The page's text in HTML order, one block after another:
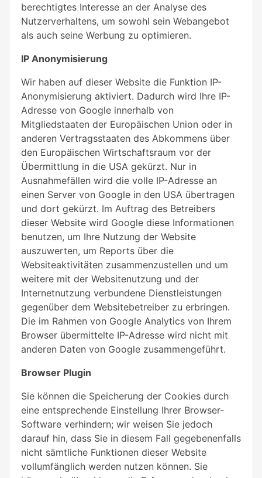
berechtigtes Interesse an der Analyse des
Nutzerverhaltens, um sowohl sein Webangebot
als auch seine Werbung zu optimieren.
IP Anonymisierung
Wir haben auf dieser Website die Funktion IP-
Anonymisierung aktiviert. Dadurch wird Ihre IP-
Adresse von Google innerhalb von
Mitgliedstaaten der Europäischen Union oder in
anderen Vertragsstaaten des Abkommens über
den Europäischen Wirtschaftsraum vor der
Übermittlung in die USA gekürzt. Nur in
Ausnahmefällen wird die volle IP-Adresse an
einen Server von Google in den USA übertragen
und dort gekürzt. Im Auftrag des Betreibers
dieser Website wird Google diese Informationen
benutzen, um Ihre Nutzung der Website
auszuwerten, um Reports über die
Websiteaktivitäten zusammenzustellen und um
weitere mit der Websitenutzung und der
Internetnutzung verbundene Dienstleistungen
gegenüber dem Websitebetreiber zu erbringen.
Die im Rahmen von Google Analytics von Ihrem
Browser übermittelte IP-Adresse wird nicht mit
anderen Daten von Google zusammengeführt.
Browser Plugin
Sie können die Speicherung der Cookies durch
eine entsprechende Einstellung Ihrer Browser-
Software verhindern; wir weisen Sie jedoch
darauf hin, dass Sie in diesem Fall gegebenenfalls
nicht sämtliche Funktionen dieser Website
vollumfänglich werden nutzen können. Sie